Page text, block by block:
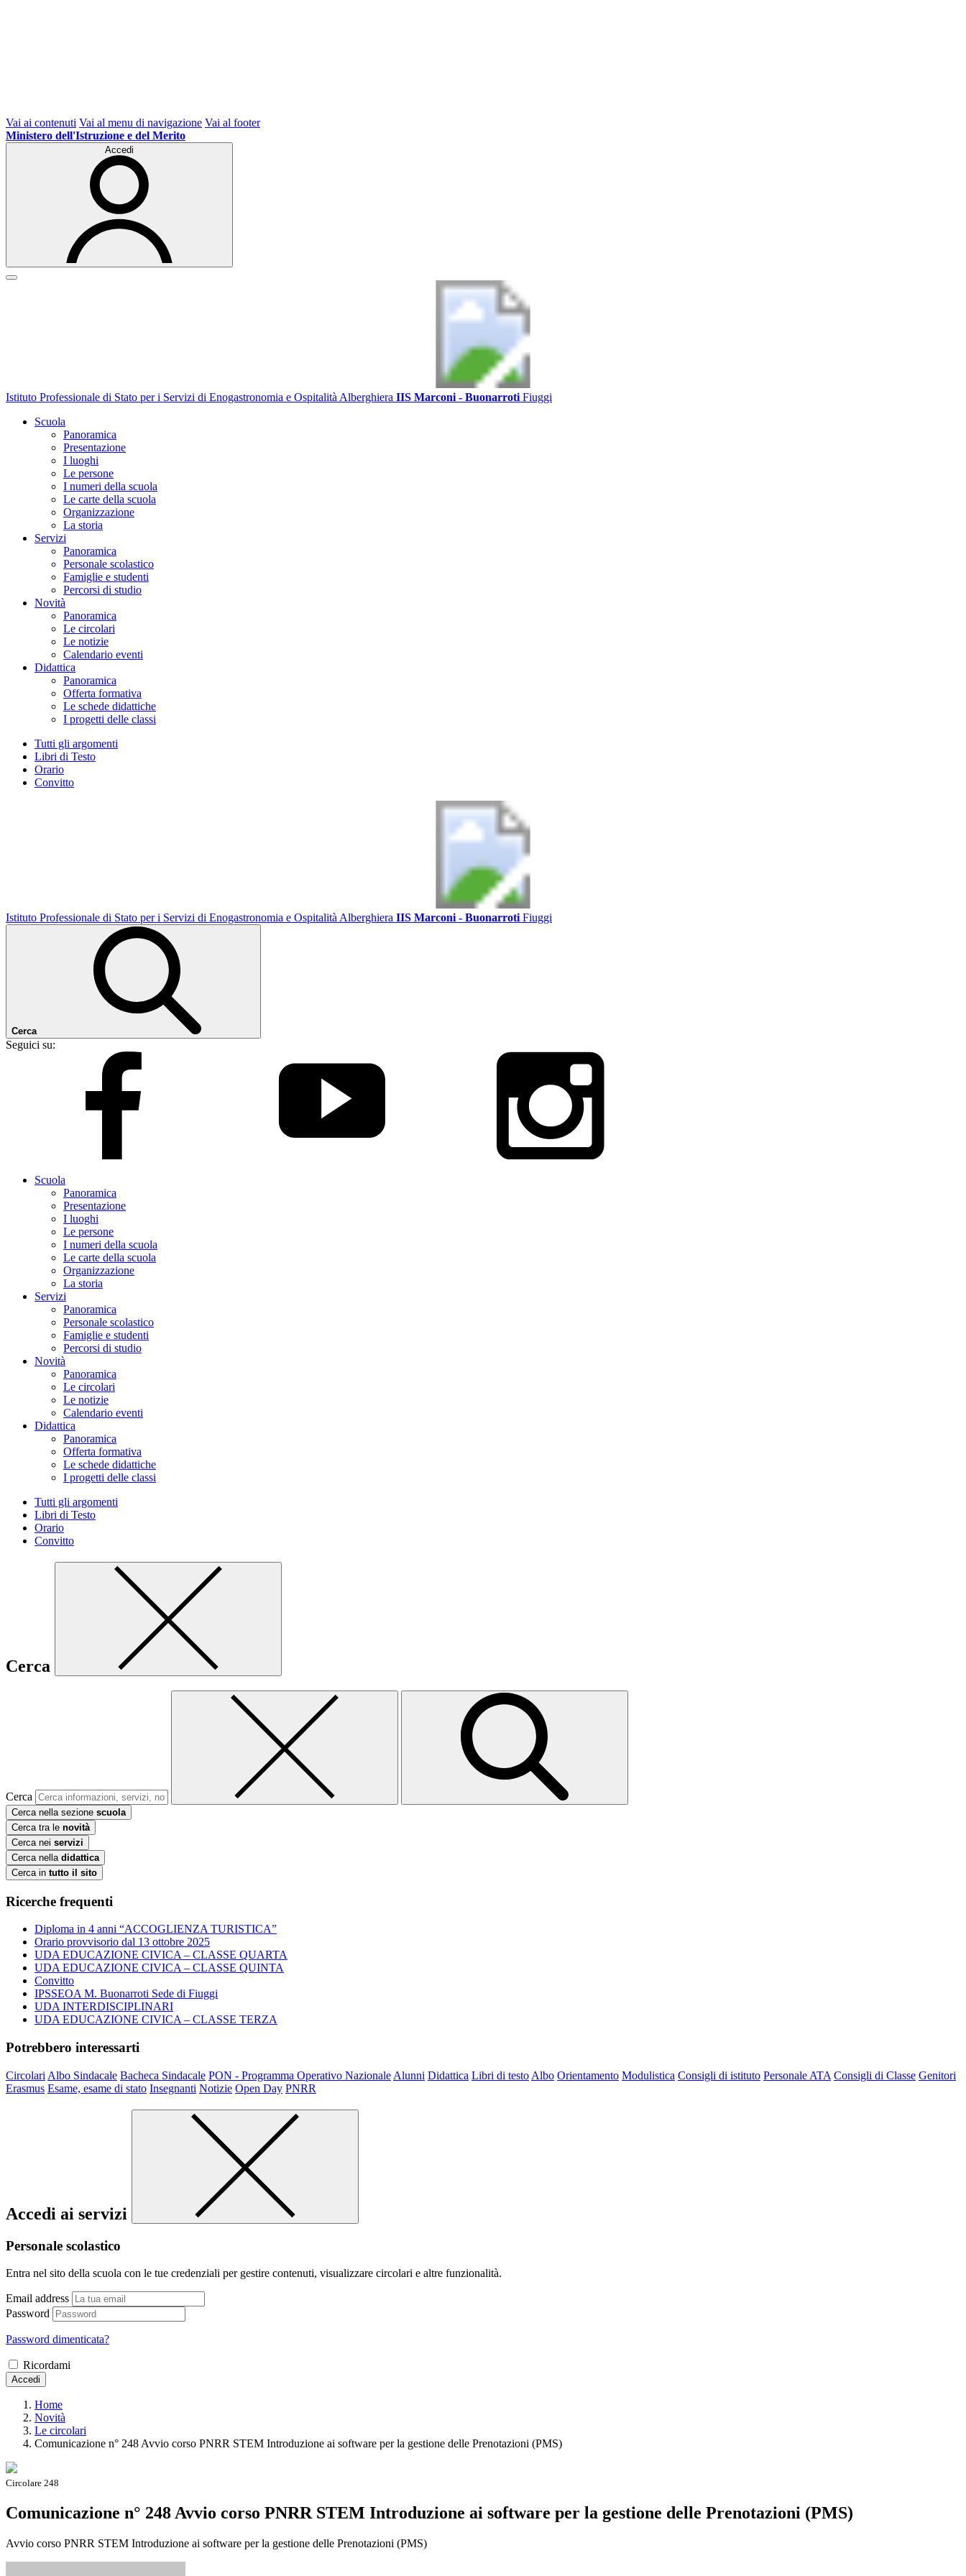
Vai ai contenuti Vai al menu di navigazione Vai al footer
Ministero dell'Istruzione e del Merito
Accedi
Istituto Professionale di Stato per i Servizi di Enogastronomia e Ospitalità Alberghiera IIS Marconi - Buonarroti Fiuggi
Scuola
Panoramica
Presentazione
I luoghi
Le persone
I numeri della scuola
Le carte della scuola
Organizzazione
La storia
Servizi
Panoramica
Personale scolastico
Famiglie e studenti
Percorsi di studio
Novità
Panoramica
Le circolari
Le notizie
Calendario eventi
Didattica
Panoramica
Offerta formativa
Le schede didattiche
I progetti delle classi
Tutti gli argomenti
Libri di Testo
Orario
Convitto
Istituto Professionale di Stato per i Servizi di Enogastronomia e Ospitalità Alberghiera IIS Marconi - Buonarroti Fiuggi
Cerca
Seguici su:
Scuola
Panoramica
Presentazione
I luoghi
Le persone
I numeri della scuola
Le carte della scuola
Organizzazione
La storia
Servizi
Panoramica
Personale scolastico
Famiglie e studenti
Percorsi di studio
Novità
Panoramica
Le circolari
Le notizie
Calendario eventi
Didattica
Panoramica
Offerta formativa
Le schede didattiche
I progetti delle classi
Tutti gli argomenti
Libri di Testo
Orario
Convitto
Cerca
Cerca
Cerca nella sezione scuola
Cerca tra le novità
Cerca nei servizi
Cerca nella didattica
Cerca in tutto il sito
Ricerche frequenti
Diploma in 4 anni “ACCOGLIENZA TURISTICA”
Orario provvisorio dal 13 ottobre 2025
UDA EDUCAZIONE CIVICA – CLASSE QUARTA
UDA EDUCAZIONE CIVICA – CLASSE QUINTA
Convitto
IPSSEOA M. Buonarroti Sede di Fiuggi
UDA INTERDISCIPLINARI
UDA EDUCAZIONE CIVICA – CLASSE TERZA
Potrebbero interessarti
Circolari Albo Sindacale Bacheca Sindacale PON - Programma Operativo Nazionale Alunni Didattica Libri di testo Albo Orientamento Modulistica Consigli di istituto Personale ATA Consigli di Classe Genitori
Erasmus Esame, esame di stato Insegnanti Notizie Open Day PNRR
Accedi ai servizi
Personale scolastico
Entra nel sito della scuola con le tue credenziali per gestire contenuti, visualizzare circolari e altre funzionalità.
Email address
Password
Password dimenticata?
Ricordami
Accedi
Home
Novità
Le circolari
Comunicazione n° 248 Avvio corso PNRR STEM Introduzione ai software per la gestione delle Prenotazioni (PMS)
Circolare 248
Comunicazione n° 248 Avvio corso PNRR STEM Introduzione ai software per la gestione delle Prenotazioni (PMS)
Avvio corso PNRR STEM Introduzione ai software per la gestione delle Prenotazioni (PMS)